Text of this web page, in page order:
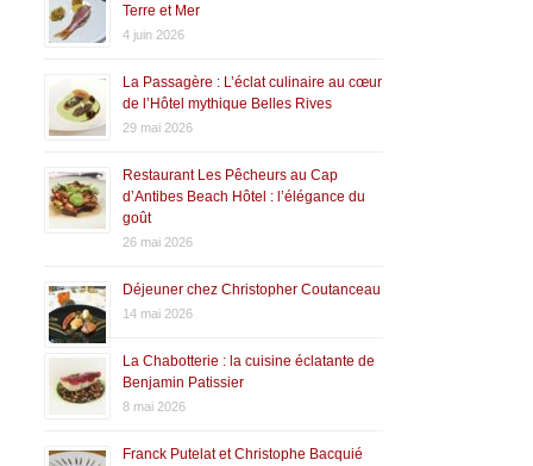
Terre et Mer
4 juin 2026
La Passagère : L’éclat culinaire au cœur
de l’Hôtel mythique Belles Rives
29 mai 2026
Restaurant Les Pêcheurs au Cap
d’Antibes Beach Hôtel : l’élégance du
goût
26 mai 2026
Déjeuner chez Christopher Coutanceau
14 mai 2026
La Chabotterie : la cuisine éclatante de
Benjamin Patissier
8 mai 2026
Franck Putelat et Christophe Bacquié